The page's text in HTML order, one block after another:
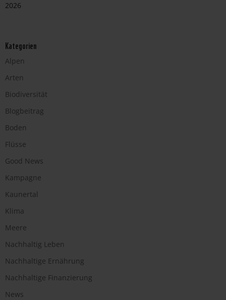
2026
Kategorien
Alpen
Arten
Biodiversität
Blogbeitrag
Boden
Flüsse
Good News
Kampagne
Kaunertal
Klima
Meere
Nachhaltig Leben
Nachhaltige Ernährung
Nachhaltige Finanzierung
News